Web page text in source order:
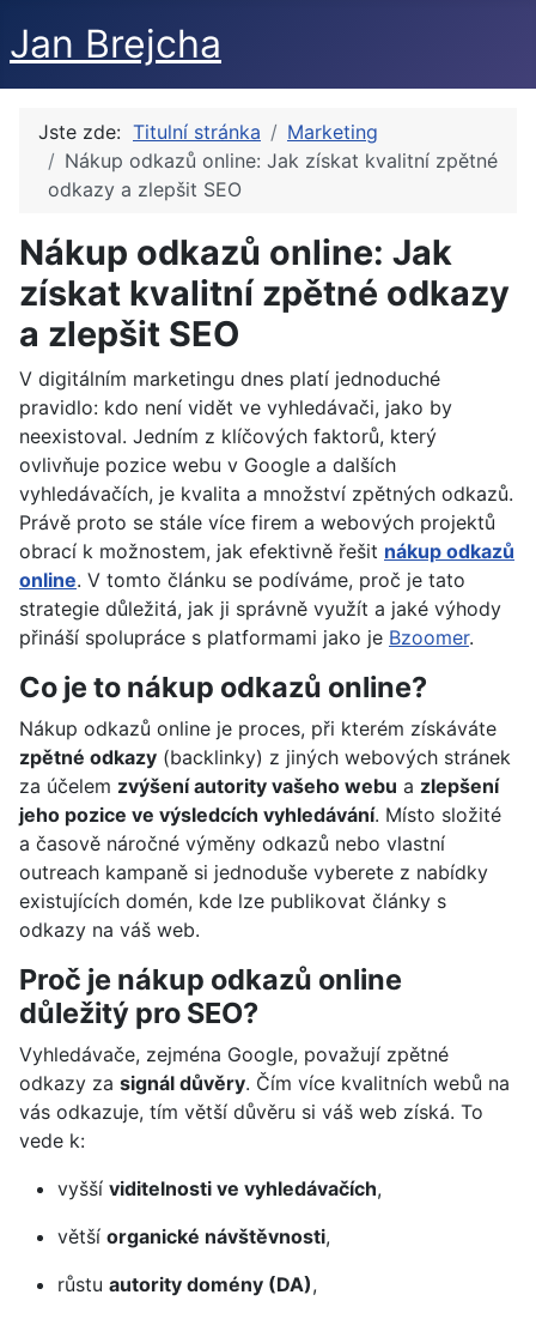
Jan Brejcha
Jste zde: Titulní stránka
Marketing
Nákup odkazů online: Jak získat kvalitní zpětné
odkazy a zlepšit SEO
Nákup odkazů online: Jak
získat kvalitní zpětné odkazy
a zlepšit SEO
V digitálním marketingu dnes platí jednoduché
pravidlo: kdo není vidět ve vyhledávači, jako by
neexistoval. Jedním z klíčových faktorů, který
ovlivňuje pozice webu v Google a dalších
vyhledávačích, je kvalita a množství zpětných odkazů.
Právě proto se stále více firem a webových projektů
obrací k možnostem, jak efektivně řešit nákup odkazů
online. V tomto článku se podíváme, proč je tato
strategie důležitá, jak ji správně využít a jaké výhody
přináší spolupráce s platformami jako je Bzoomer.
Co je to nákup odkazů online?
Nákup odkazů online je proces, při kterém získáváte
zpětné odkazy (backlinky) z jiných webových stránek
za účelem zvýšení autority vašeho webu a zlepšení
jeho pozice ve výsledcích vyhledávání. Místo složité
a časově náročné výměny odkazů nebo vlastní
outreach kampaně si jednoduše vyberete z nabídky
existujících domén, kde lze publikovat články s
odkazy na váš web.
Proč je nákup odkazů online
důležitý pro SEO?
Vyhledávače, zejména Google, považují zpětné
odkazy za signál důvěry. Čím více kvalitních webů na
vás odkazuje, tím větší důvěru si váš web získá. To
vede k:
vyšší viditelnosti ve vyhledávačích,
větší organické návštěvnosti,
růstu autority domény (DA),